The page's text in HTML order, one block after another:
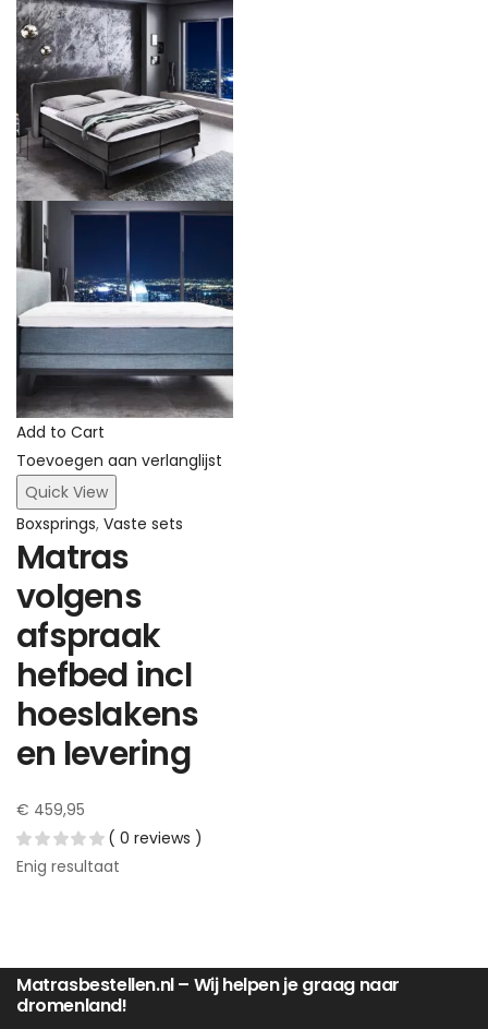
Add to Cart
Toevoegen aan verlanglijst
Quick View
Boxsprings, Vaste sets
Matras
volgens
afspraak
hefbed incl
hoeslakens
en levering
€ 459,95
( 0 reviews )
Enig resultaat
Matrasbestellen.nl – Wij helpen je graag naar
dromenland!